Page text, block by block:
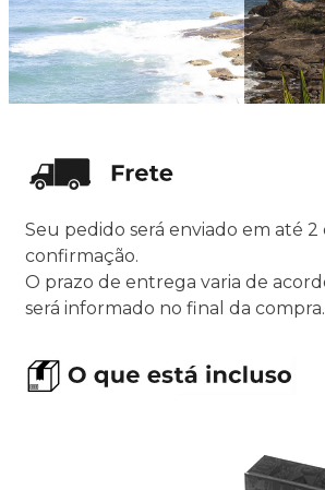
Seu pedido será enviado em até 2
confirmação.
O prazo de entrega varia de
será informado no final da compra.